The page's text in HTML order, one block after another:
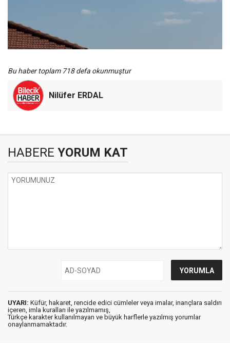
Bu haber toplam 718 defa okunmuştur
Nilüfer ERDAL
HABERE YORUM KAT
UYARI: Küfür, hakaret, rencide edici cümleler veya imalar, inançlara saldırı
içeren, imla kuralları ile yazılmamış,
Türkçe karakter kullanılmayan ve büyük harflerle yazılmış yorumlar
onaylanmamaktadır.